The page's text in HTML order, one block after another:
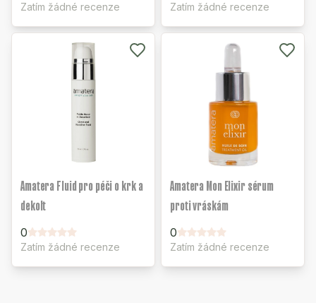
Zatím žádné recenze Zatím žádné recenze
Amatera Fluid pro péči o krk a
dekolt
0
Zatím žádné recenze
Amatera Mon Elixir sérum
proti vráskám
0
Zatím žádné recenze